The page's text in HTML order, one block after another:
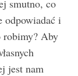
smutno, co
odpowiadać i
robimy? Aby
jest nam